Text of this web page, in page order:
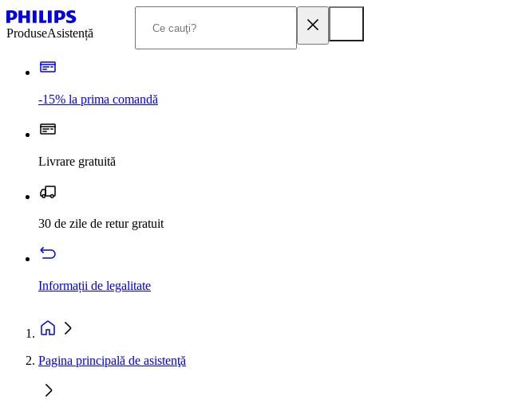
ProduseAsistență
-15% la prima comandă
Livrare gratuită
30 de zile de retur gratuit
Informații de legalitate
Pagina principală de asistenţă